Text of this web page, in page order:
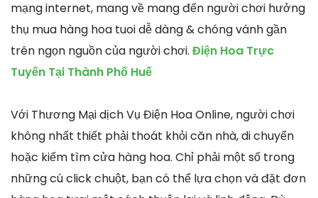
mạng internet, mang về mang đến người chơi hưởng
thụ mua hàng hoa tuoi dễ dàng & chóng vánh gần
trên ngọn nguồn của người chơi. Điện Hoa Trực
Tuyến Tại Thành Phố Huế
Với Thương Mại dịch Vụ Điện Hoa Online, người chơi
không nhất thiết phải thoát khỏi căn nhà, di chuyển
hoặc kiếm tìm cửa hàng hoa. Chỉ phải một số trong
những cú click chuột, bạn có thể lựa chọn và đặt đơn